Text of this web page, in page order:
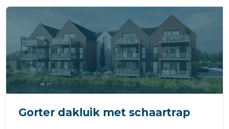
Gorter dakluik met schaartrap